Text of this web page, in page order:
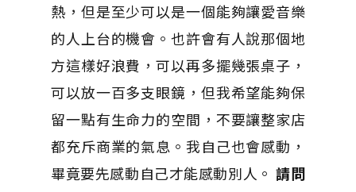
熱，但是至少可以是一個能夠讓愛音樂
的人上台的機會。也許會有人說那個地
方這樣好浪費，可以再多擺幾張桌子，
可以放一百多支眼鏡，但我希望能夠保
留一點有生命力的空間，不要讓整家店
都充斥商業的氣息。我自己也會感動，
畢竟要先感動自己才能感動別人。請問